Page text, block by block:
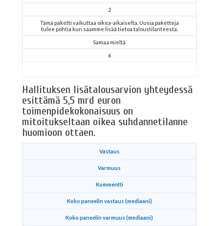
2
Tämä paketti vaikuttaa oikea-aikaiselta. Uusia paketteja
tulee pohtia kun saamme lisää tietoa taloustilanteesta.
Samaa mieltä
6
Hallituksen lisätalousarvion yhteydessä
esittämä 5,5 mrd euron
toimenpidekokonaisuus on
mitoitukseltaan oikea suhdannetilanne
huomioon ottaen.
Vastaus
Varmuus
Kommentti
Koko paneelin vastaus (mediaani)
Koko paneelin varmuus (mediaani)